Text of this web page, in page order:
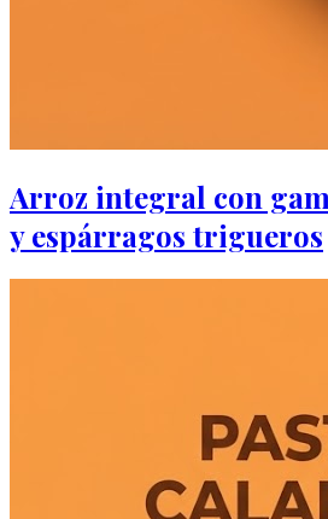
Arroz integral con
y espárragos trigueros